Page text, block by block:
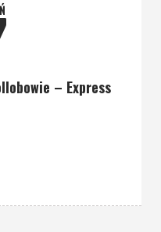
– Express